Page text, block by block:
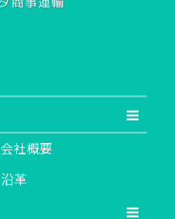
会社概要
沿革